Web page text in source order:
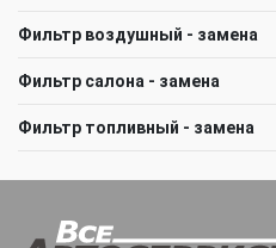
Фильтр воздушный - замена
Фильтр салона - замена
Фильтр топливный - замена